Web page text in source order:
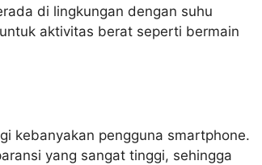
di lingkungan dengan suhu
aktivitas berat seperti bermain
kebanyakan pengguna smartphone.
yang sangat tinggi, sehingga